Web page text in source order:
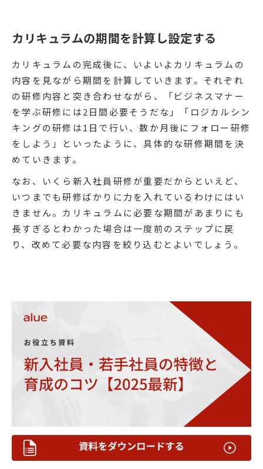
カリキュラムの期間を計算し設定する
カリキュラムの完成後に、いよいよカリキュラムの
内容を見ながら期間を計算していきます。それぞれ
の研修内容と突き合わせながら、「ビジネスマナー
を学ぶ研修には2日間必要そうだな」「ロジカルシン
キングの研修は1日で行い、数か月後にフォロー研修
をしよう」といったように、具体的な研修期間を決
めていきます。
なお、いくら新入社員研修が重要だからといえど、
いつまでも研修ばかりに力を入れているわけにはい
きません。カリキュラムに必要な期間があまりにも
長すぎるとわかった場合は一度前のステップに戻
り、改めて必要な内容を絞り込むとよいでしょう。